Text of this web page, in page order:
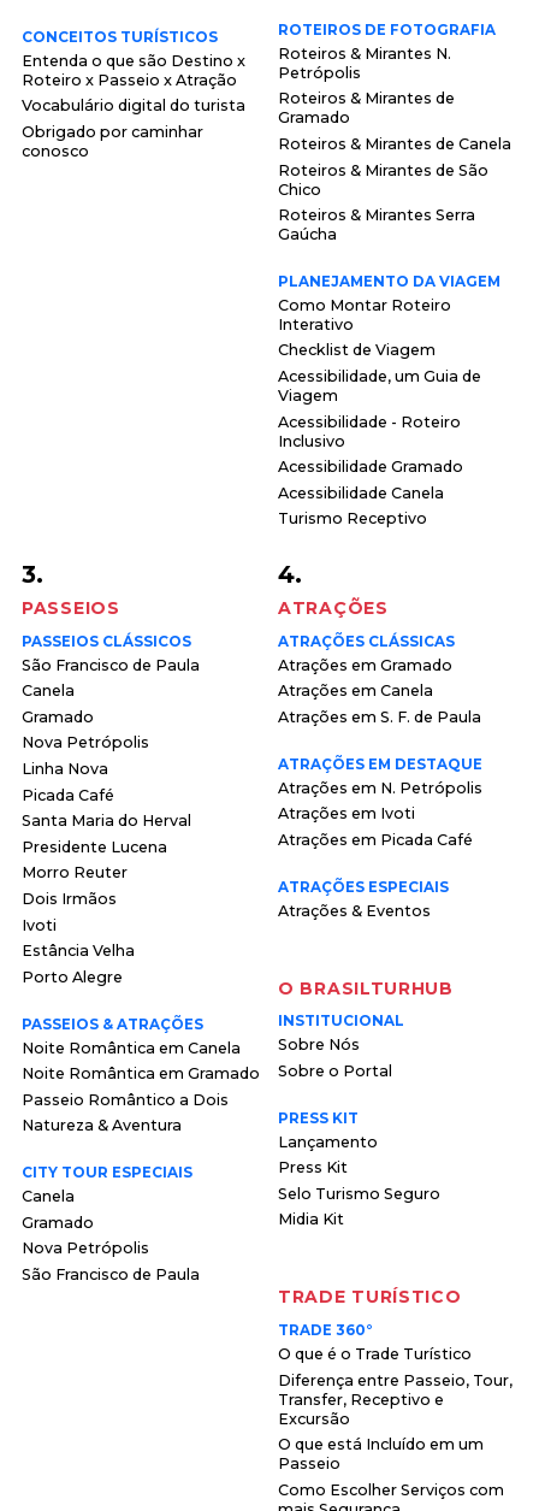
CONCEITOS TURÍSTICOS
Entenda o que são Destino x
Roteiro x Passeio x Atração
Vocabulário digital do turista
Obrigado por caminhar
conosco
ROTEIROS DE FOTOGRAFIA
Roteiros & Mirantes N.
Petrópolis
Roteiros & Mirantes de
Gramado
Roteiros & Mirantes de Canela
Roteiros & Mirantes de São
Chico
Roteiros & Mirantes Serra
Gaúcha
PLANEJAMENTO DA VIAGEM
Como Montar Roteiro
Interativo
Checklist de Viagem
Acessibilidade, um Guia de
Viagem
Acessibilidade - Roteiro
Inclusivo
Acessibilidade Gramado
Acessibilidade Canela
Turismo Receptivo
3.
PASSEIOS
PASSEIOS CLÁSSICOS
São Francisco de Paula
Canela
Gramado
Nova Petrópolis
Linha Nova
Picada Café
Santa Maria do Herval
Presidente Lucena
Morro Reuter
Dois Irmãos
Ivoti
Estância Velha
Porto Alegre
PASSEIOS & ATRAÇÕES
Noite Romântica em Canela
Noite Romântica em Gramado
Passeio Romântico a Dois
Natureza & Aventura
CITY TOUR ESPECIAIS
Canela
Gramado
Nova Petrópolis
São Francisco de Paula
4.
ATRAÇÕES
ATRAÇÕES CLÁSSICAS
Atrações em Gramado
Atrações em Canela
Atrações em S. F. de Paula
ATRAÇÕES EM DESTAQUE
Atrações em N. Petrópolis
Atrações em Ivoti
Atrações em Picada Café
ATRAÇÕES ESPECIAIS
Atrações & Eventos
O BRASILTURHUB
INSTITUCIONAL
Sobre Nós
Sobre o Portal
PRESS KIT
Lançamento
Press Kit
Selo Turismo Seguro
Midia Kit
TRADE TURÍSTICO
TRADE 360°
O que é o Trade Turístico
Diferença entre Passeio, Tour,
Transfer, Receptivo e
Excursão
O que está Incluído em um
Passeio
Como Escolher Serviços com